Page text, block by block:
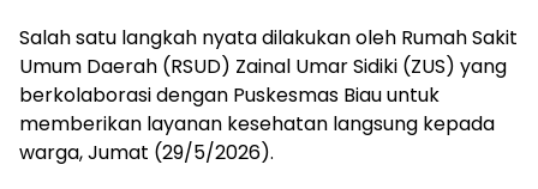
Salah satu langkah nyata dilakukan oleh Rumah Sakit
Umum Daerah (RSUD) Zainal Umar Sidiki (ZUS) yang
berkolaborasi dengan Puskesmas Biau untuk
memberikan layanan kesehatan langsung kepada
warga, Jumat (29/5/2026).